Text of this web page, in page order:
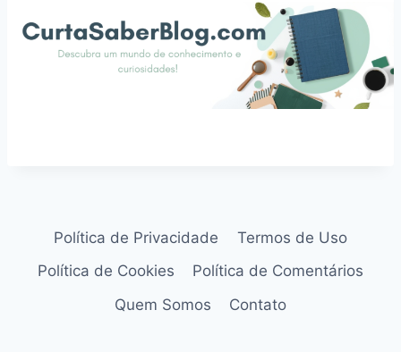
Política de Privacidade
Termos de Uso
Política de Cookies
Política de Comentários
Quem Somos
Contato